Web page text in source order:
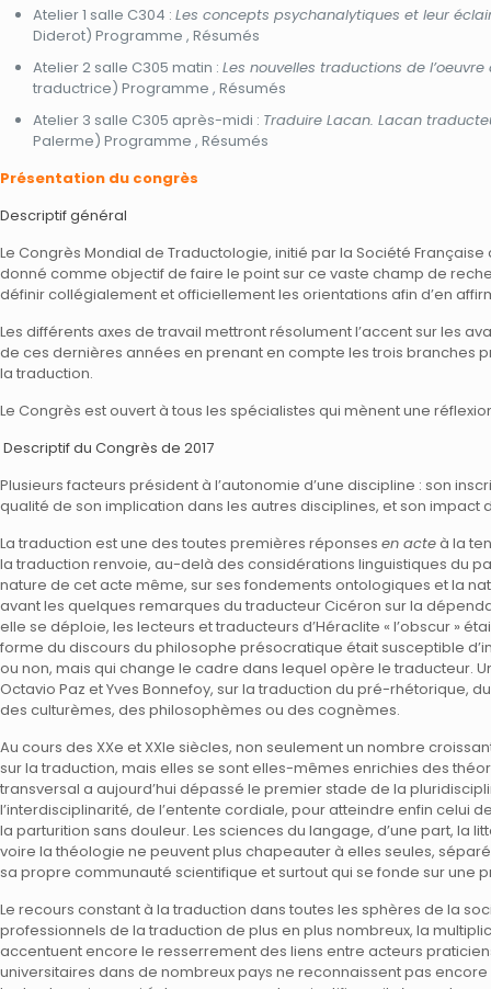
Atelier 1 salle C304 : Les concepts psychanalytiques et leur
Diderot) Programme , Résumés
Atelier 2 salle C305 matin : Les nouvelles traductions de l’oeuvre
traductrice) Programme , Résumés
Atelier 3 salle C305 après-midi : Traduire Lacan. Lacan
Palerme) Programme , Résumés
Présentation du congrès
Descriptif général
Le Congrès Mondial de Traductologie, initié par la Société
donné comme objectif de faire le point sur ce vaste champ de
définir collégialement et officiellement les orientations afin d’en
Les différents axes de travail mettront résolument l’accent sur les
de ces dernières années en prenant en compte les trois branches
la traduction.
Le Congrès est ouvert à tous les spécialistes qui mènent une
Descriptif du Congrès de 2017
Plusieurs facteurs président à l’autonomie d’une discipline : son
qualité de son implication dans les autres disciplines, et son impact
La traduction est une des toutes premières réponses en acteà la
la traduction renvoie, au-delà des considérations linguistiques du
nature de cet acte même, sur ses fondements ontologiques et la
avant les quelques remarques du traducteur Cicéron sur la
elle se déploie, les lecteurs et traducteurs d’Héraclite « l’obscur »
forme du discours du philosophe présocratique était susceptible
ou non, mais qui change le cadre dans lequel opère le traducteur.
Octavio Paz et Yves Bonnefoy, sur la traduction du pré-rhétorique,
des culturèmes, des philosophèmes ou des cognèmes.
Au cours des XXe et XXIe siècles, non seulement un nombre
sur la traduction, mais elles se sont elles-mêmes enrichies des
transversal a aujourd’hui dépassé le premier stade de la
l’interdisciplinarité, de l’entente cordiale, pour atteindre enfin celui
la parturition sans douleur. Les sciences du langage, d’une part, la
voire la théologie ne peuvent plus chapeauter à elles seules,
sa propre communauté scientifique et surtout qui se fonde sur une
Le recours constant à la traduction dans toutes les sphères de la
professionnels de la traduction de plus en plus nombreux, la
accentuent encore le resserrement des liens entre acteurs
universitaires dans de nombreux pays ne reconnaissent pas